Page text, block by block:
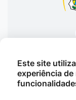
Av. Brasil
Este site
experiência